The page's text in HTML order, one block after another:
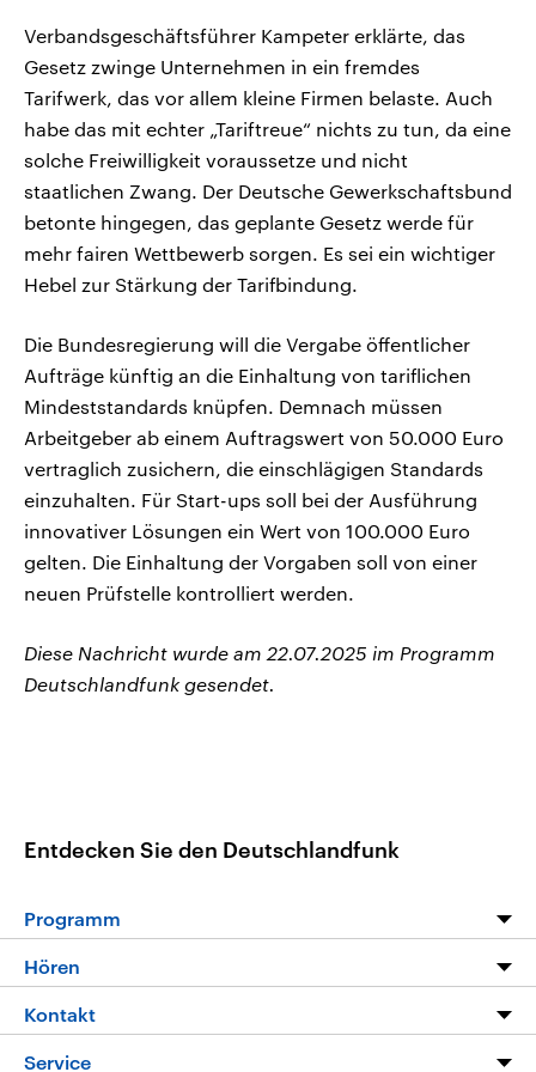
Verbandsgeschäftsführer Kampeter erklärte, das
Gesetz zwinge Unternehmen in ein fremdes
Tarifwerk, das vor allem kleine Firmen belaste. Auch
habe das mit echter „Tariftreue“ nichts zu tun, da eine
solche Freiwilligkeit voraussetze und nicht
staatlichen Zwang. Der Deutsche Gewerkschaftsbund
betonte hingegen, das geplante Gesetz werde für
mehr fairen Wettbewerb sorgen. Es sei ein wichtiger
Hebel zur Stärkung der Tarifbindung.
Die Bundesregierung will die Vergabe öffentlicher
Aufträge künftig an die Einhaltung von tariflichen
Mindeststandards knüpfen. Demnach müssen
Arbeitgeber ab einem Auftragswert von 50.000 Euro
vertraglich zusichern, die einschlägigen Standards
einzuhalten. Für Start-ups soll bei der Ausführung
innovativer Lösungen ein Wert von 100.000 Euro
gelten. Die Einhaltung der Vorgaben soll von einer
neuen Prüfstelle kontrolliert werden.
Diese Nachricht wurde am 22.07.2025 im Programm
Deutschlandfunk gesendet.
Entdecken Sie den Deutschlandfunk
Programm
Programm
Die Nachrichten
Hören
Livestream
Kontakt
Hörerservice
Service